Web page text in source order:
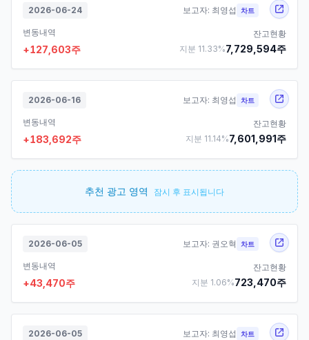
2026-06-24 보고자: 최영섭 차트
변동내역
+127,603주
잔고현황
지분 11.33%7,729,594주
2026-06-16 보고자: 최영섭 차트
변동내역
+183,692주
잔고현황
지분 11.14%7,601,991주
추천 광고 영역 잠시 후 표시됩니다
2026-06-05 보고자: 권오혁 차트
변동내역
+43,470주
잔고현황
지분 1.06%723,470주
2026-06-05 보고자: 최영섭 차트